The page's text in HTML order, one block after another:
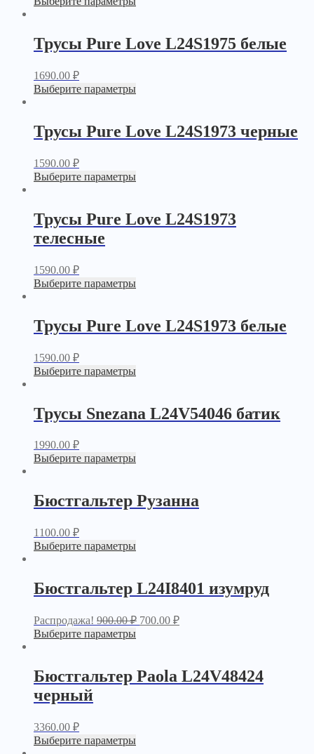
Трусы Pure Love L24S1975 белые
1690.00 ₽
Выберите параметры
Трусы Pure Love L24S1973 черные
1590.00 ₽
Выберите параметры
Трусы Pure Love L24S1973
телесные
1590.00 ₽
Выберите параметры
Трусы Pure Love L24S1973 белые
1590.00 ₽
Выберите параметры
Трусы Snezana L24V54046 батик
1990.00 ₽
Выберите параметры
Бюстгальтер Рузанна
1100.00 ₽
Выберите параметры
Бюстгальтер L24I8401 изумруд
Распродажа! 900.00₽ 700.00 ₽
Выберите параметры
Бюстгальтер Paola L24V48424
черный
3360.00 ₽
Выберите параметры